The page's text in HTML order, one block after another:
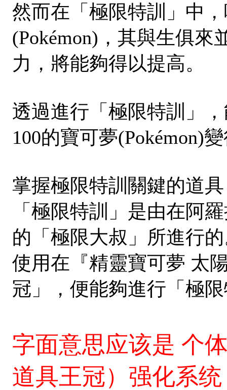
然而在「極限特訓」中
(Pokémon)，其與生俱
力，將能夠得以提高。
透過進行「極限特訓」
100的寶可夢(Pokémon)
掌握極限特訓關鍵的道
「極限特訓」是由在阿
的「極限大叔」所進行
使用在『精靈寶可夢 太
冠」，便能夠進行「極
字面意思应该是 个
道具王冠）强化系